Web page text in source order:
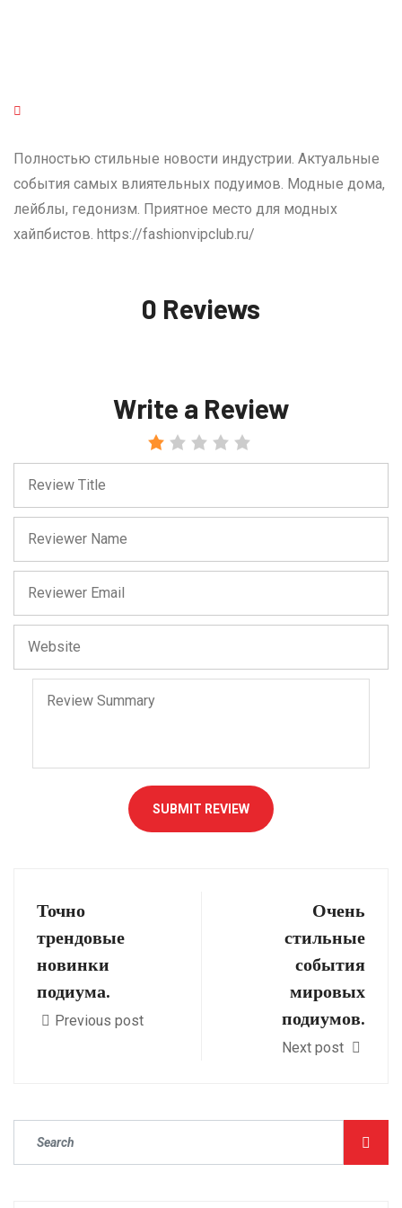
Полностью стильные новости индустрии. Актуальные
события самых влиятельных подуимов. Модные дома,
лейблы, гедонизм. Приятное место для модных
хайпбистов. https://fashionvipclub.ru/
0 Reviews
Write a Review
SUBMIT REVIEW
Точно
трендовые
новинки
подиума.
Previous post
Очень
стильные
события
мировых
подиумов.
Next post